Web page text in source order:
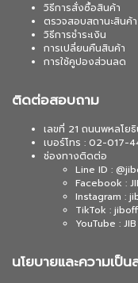
วิธีการสั่งซื้อสินค้า
ตรวจสอบสถานะสินค้า
วิธีการชำระเงิน
การเปลี่ยนคืนสินค้า
การใช้คูปองส่วนลด
ติดต่อสอบถาม
เลขที่ 21 ถนนพหลโย
เบอร์โทร : 02-017-
ช่องทางติดต่อ
Line ID :
Facebook :
Instagram :
TikTok :
YouTube :
นโยบายและความเป็